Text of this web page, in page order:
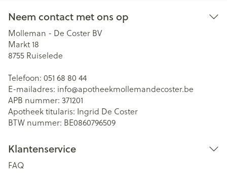
Neem contact met ons op
Molleman - De Coster BV
Markt 18
8755 Ruiselede
Telefoon: 051 68 80 44
E-mailadres: info@apotheekmollemandecoster.be
APB nummer: 371201
Apotheek titularis: Ingrid De Coster
BTW nummer: BE0860796509
Klantenservice
FAQ